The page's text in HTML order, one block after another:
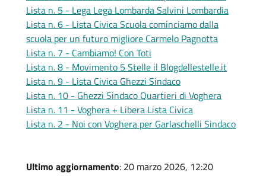
Lista n. 5 - Lega Lega Lombarda Salvini Lombardia
Lista n. 6 - Lista Civica Scuola cominciamo dalla
scuola per un futuro migliore Carmelo Pagnotta
Lista n. 7 - Cambiamo! Con Toti
Lista n. 8 - Movimento 5 Stelle il Blogdellestelle.it
Lista n. 9 - Lista Civica Ghezzi Sindaco
Lista n. 10 - Ghezzi Sindaco Quartieri di Voghera
Lista n. 11 - Voghera + Libera Lista Civica
Lista n. 2 - Noi con Voghera per Garlaschelli Sindaco
Ultimo aggiornamento: 20 marzo 2026, 12:20